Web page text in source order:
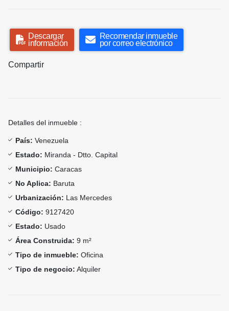
Descargar
información
Recomendar inmueble
por correo electrónico
Compartir
Detalles del inmueble :
País: Venezuela
Estado: Miranda - Dtto. Capital
Municipio: Caracas
No Aplica: Baruta
Urbanización: Las Mercedes
Código: 9127420
Estado: Usado
Área Construida: 9 m²
Tipo de inmueble: Oficina
Tipo de negocio: Alquiler